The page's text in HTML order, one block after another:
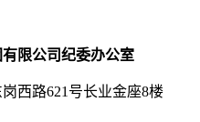
限公司纪委办公室
西路621号长业金座8楼